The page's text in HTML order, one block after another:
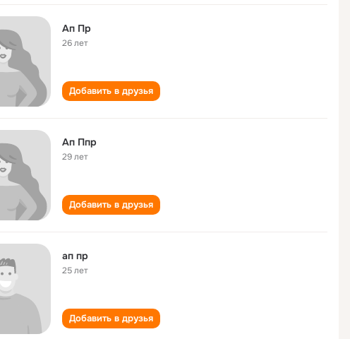
Ап Пр
26 лет
Добавить в друзья
Ап Ппр
29 лет
Добавить в друзья
ап пр
25 лет
Добавить в друзья